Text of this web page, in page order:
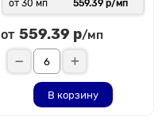
от 30 мп
559.39 р/мп
от 559.39 р/мп
В корзину